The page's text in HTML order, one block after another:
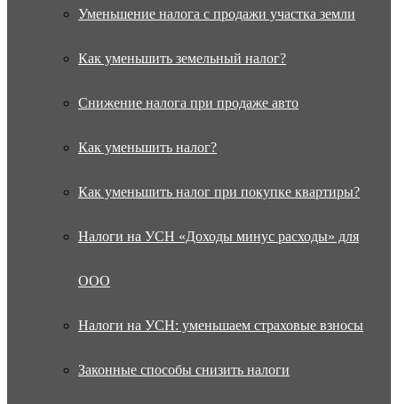
Уменьшение налога с продажи участка земли
Как уменьшить земельный налог?
Снижение налога при продаже авто
Как уменьшить налог?
Как уменьшить налог при покупке квартиры?
Налоги на УСН «Доходы минус расходы» для
ООО
Налоги на УСН: уменьшаем страховые взносы
Законные способы снизить налоги